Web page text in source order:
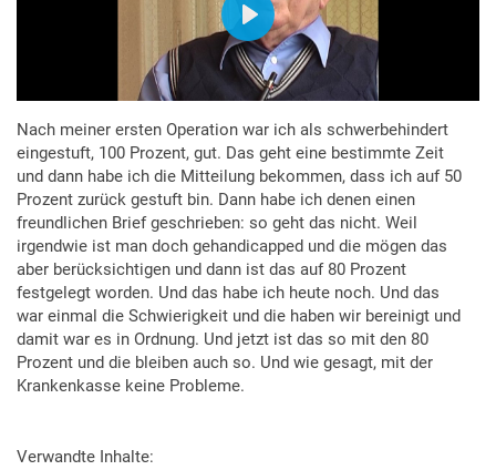
Nach meiner ersten Operation war ich als schwerbehindert
eingestuft, 100 Prozent, gut. Das geht eine bestimmte Zeit
und dann habe ich die Mitteilung bekommen, dass ich auf 50
Prozent zurück gestuft bin. Dann habe ich denen einen
freundlichen Brief geschrieben: so geht das nicht. Weil
irgendwie ist man doch gehandicapped und die mögen das
aber berücksichtigen und dann ist das auf 80 Prozent
festgelegt worden. Und das habe ich heute noch. Und das
war einmal die Schwierigkeit und die haben wir bereinigt und
damit war es in Ordnung. Und jetzt ist das so mit den 80
Prozent und die bleiben auch so. Und wie gesagt, mit der
Krankenkasse keine Probleme.
Verwandte Inhalte